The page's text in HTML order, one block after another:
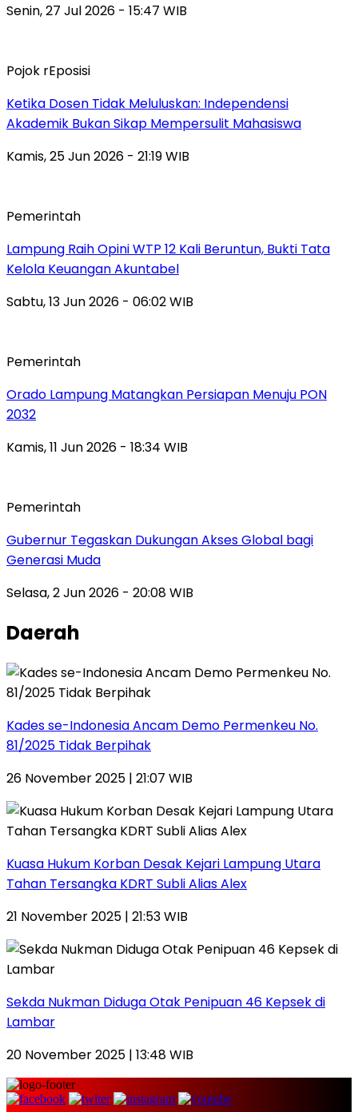
Senin, 27 Jul 2026 - 15:47 WIB
Pojok rEposisi
Ketika Dosen Tidak Meluluskan: Independensi
Akademik Bukan Sikap Mempersulit Mahasiswa
Kamis, 25 Jun 2026 - 21:19 WIB
Pemerintah
Lampung Raih Opini WTP 12 Kali Beruntun, Bukti Tata
Kelola Keuangan Akuntabel
Sabtu, 13 Jun 2026 - 06:02 WIB
Pemerintah
Orado Lampung Matangkan Persiapan Menuju PON
2032
Kamis, 11 Jun 2026 - 18:34 WIB
Pemerintah
Gubernur Tegaskan Dukungan Akses Global bagi
Generasi Muda
Selasa, 2 Jun 2026 - 20:08 WIB
Daerah
Kades se-Indonesia Ancam Demo Permenkeu No.
81/2025 Tidak Berpihak
26 November 2025 | 21:07 WIB
Kuasa Hukum Korban Desak Kejari Lampung Utara
Tahan Tersangka KDRT Subli Alias Alex
21 November 2025 | 21:53 WIB
Sekda Nukman Diduga Otak Penipuan 46 Kepsek di
Lambar
20 November 2025 | 13:48 WIB